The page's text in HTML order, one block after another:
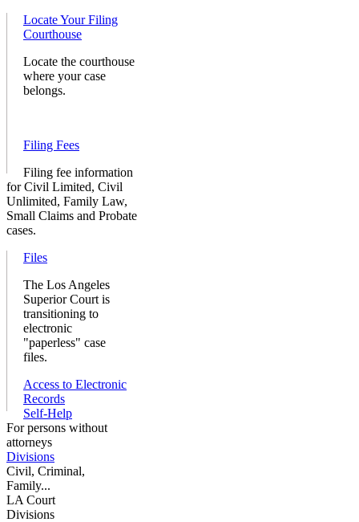
Locate Your Filing
Courthouse
Locate the courthouse
where your case
belongs.
Filing Fees
Filing fee information
for Civil Limited, Civil
Unlimited, Family Law,
Small Claims and Probate
cases.
Files
The Los Angeles
Superior Court is
transitioning to
electronic
"paperless" case
files.
Access to Electronic
Records
Self-Help
For persons without
attorneys
Divisions
Civil, Criminal,
Family...
LA Court
Divisions